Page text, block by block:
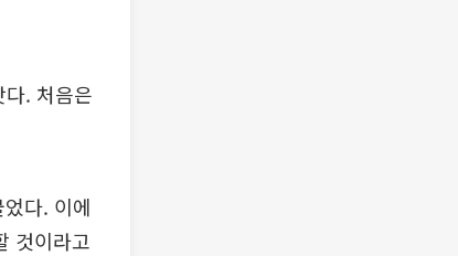
. 처음은
다. 이에
것이라고